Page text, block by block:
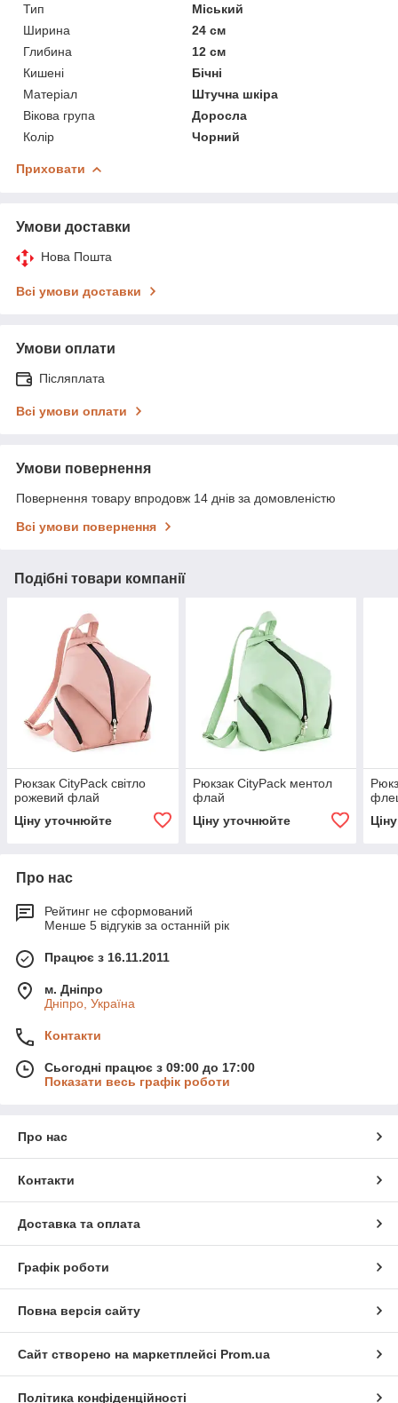
Тип
Міський
Ширина
24 см
Глибина
12 см
Кишені
Бічні
Матеріал
Штучна шкіра
Вікова група
Доросла
Колір
Чорний
Приховати
Умови доставки
Нова Пошта
Всі умови доставки
Умови оплати
Післяплата
Всі умови оплати
Умови повернення
Повернення товару впродовж 14 днів за домовленістю
Всі умови повернення
Подібні товари компанії
Рюкзак CityPack світло
рожевий флай
Ціну уточнюйте
Рюкзак CityPack ментол
флай
Ціну уточнюйте
Про нас
Рейтинг не сформований
Менше 5 відгуків за останній рік
Працює з 16.11.2011
м. Дніпро
Дніпро, Україна
Контакти
Сьогодні працює з 09:00 до 17:00
Показати весь графік роботи
Про нас
Контакти
Доставка та оплата
Графік роботи
Повна версія сайту
Сайт створено на маркетплейсі Prom.ua
Політика конфіденційності